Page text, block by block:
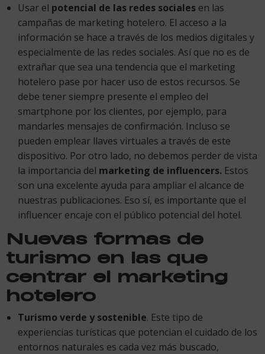
Usar el potencial de las redes sociales en las
campañas de marketing hotelero. El acceso a la
información se hace a través de los medios digitales y
especialmente de las redes sociales. Así que no es de
extrañar que sea una tendencia que el marketing
hotelero pase por hacer uso de estos recursos. Se
debe tener siempre presente el empleo del
smartphone por los clientes, por ejemplo, para
mandarles mensajes de confirmación. Incluso se
pueden emplear llaves virtuales a través de este
dispositivo. Por otro lado, no debemos perder de vista
la importancia del marketing de influencers. Estos
son una excelente ayuda para ampliar el alcance de
nuestras publicaciones. Eso sí, es importante que el
influencer encaje con el público potencial del hotel.
Nuevas formas de
turismo en las que
centrar el marketing
hotelero
Turismo verde y sostenible. Este tipo de
experiencias turísticas que potencian el cuidado de los
entornos naturales es cada vez más buscado,